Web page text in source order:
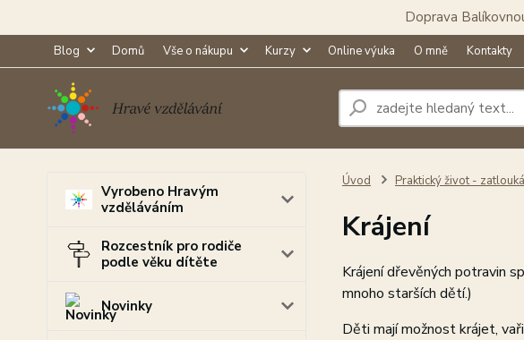
Doprava
Blog Domů Vše o nákupu Kurzy Online výuka O mně Kontakty
Vyrobeno Hravým
vzděláváním
Rozcestník pro rodiče
podle věku dítěte
Novinky
Úvod Praktický život -
Krájení
Krájení dřevěných potravin
mnoho starších dětí.)
Děti mají možnost krájet,